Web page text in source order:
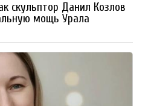
скульптор Данил Козлов
мощь Урала